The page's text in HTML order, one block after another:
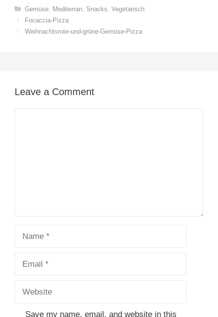
Categories
Gemüse, Mediterran, Snacks Vegetarisch
Focaccia-Pizza
Weihnachtsrote-und-grüne-Gemüse-Pizza
Leave a Comment
Save my name, email, and website in this